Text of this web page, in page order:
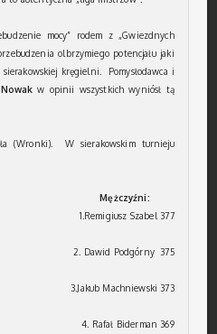
mocy” rodem z „Gwiezdnych
olbrzymiego potencjału jaki
kręgielni. Pomysłodawca i
w opinii wszystkich wyniósł tą
(Wronki). W sierakowskim turnieju
Mężczyźni:
pkt 1.Remigiusz Szabel 377
pkt 2. Dawid Podgórny 375
pkt 3.Jakub Machniewski 373
pkt 4. Rafał Biderman 369